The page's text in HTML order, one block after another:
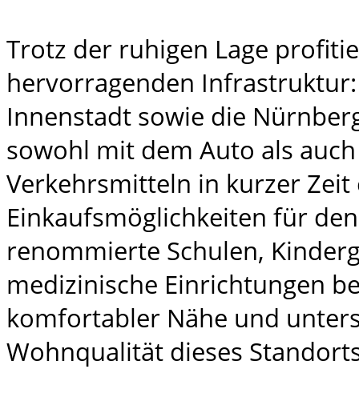
Trotz der ruhigen Lage
hervorragenden
Innenstadt sowie die
sowohl mit dem Auto als
Verkehrsmitteln in kurzer
Einkaufsmöglichkeiten für
renommierte Schulen,
medizinische Einrichtungen
komfortabler Nähe und
Wohnqualität dieses